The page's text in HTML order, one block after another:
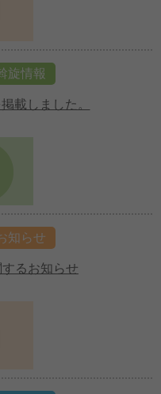
旋情報
載しました。
知らせ
るお知らせ